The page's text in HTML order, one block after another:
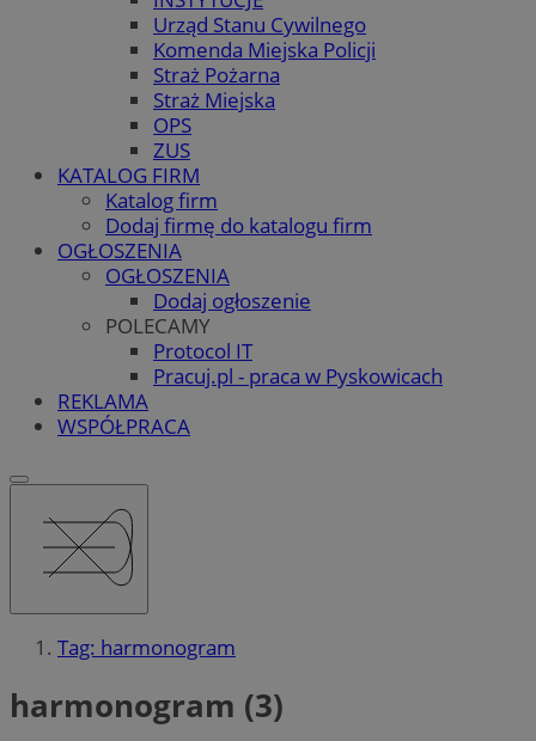
Urząd Stanu Cywilnego
Komenda Miejska Policji
Straż Pożarna
Straż Miejska
OPS
ZUS
KATALOG FIRM
Katalog firm
Dodaj firmę do katalogu firm
OGŁOSZENIA
OGŁOSZENIA
Dodaj ogłoszenie
POLECAMY
Protocol IT
Pracuj.pl - praca w Pyskowicach
REKLAMA
WSPÓŁPRACA
Tag: harmonogram
harmonogram (3)